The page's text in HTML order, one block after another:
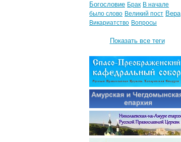
Богословие Брак В начале
было слово Великий пост Вера
Викариатство Вопросы
Показать все теги